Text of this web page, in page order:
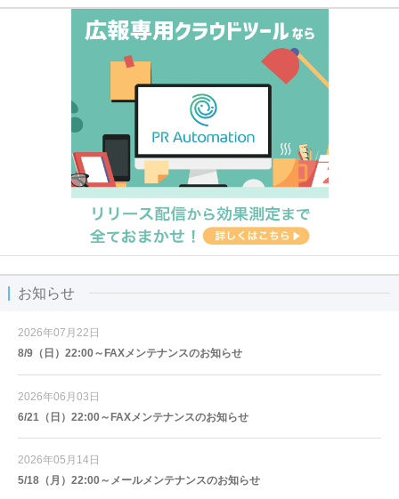
お知らせ
2026年07月22日
8/9（日）22:00～FAXメンテナンスのお知らせ
2026年06月03日
6/21（日）22:00～FAXメンテナンスのお知らせ
2026年05月14日
5/18（月）22:00～メールメンテナンスのお知らせ